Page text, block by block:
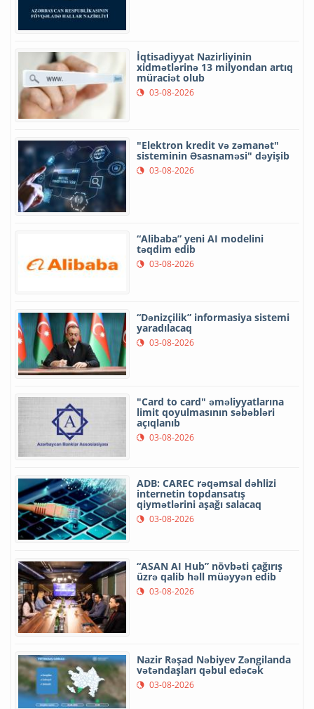
İqtisadiyyat Nazirliyinin
xidmətlərinə 13 milyondan artıq
müraciət olub
03-08-2026
"Elektron kredit və zəmanət"
sisteminin Əsasnaməsi" dəyişib
03-08-2026
“Alibaba” yeni AI modelini
təqdim edib
03-08-2026
“Dənizçilik” informasiya sistemi
yaradılacaq
03-08-2026
"Card to card" əməliyyatlarına
limit qoyulmasının səbəbləri
açıqlanıb
03-08-2026
ADB: CAREC rəqəmsal dəhlizi
internetin topdansatış
qiymətlərini aşağı salacaq
03-08-2026
“ASAN AI Hub” növbəti çağırış
üzrə qalib həll müəyyən edib
03-08-2026
Nazir Rəşad Nəbiyev Zəngilanda
vətəndaşları qəbul edəcək
03-08-2026